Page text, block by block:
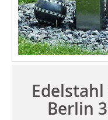
Berlin